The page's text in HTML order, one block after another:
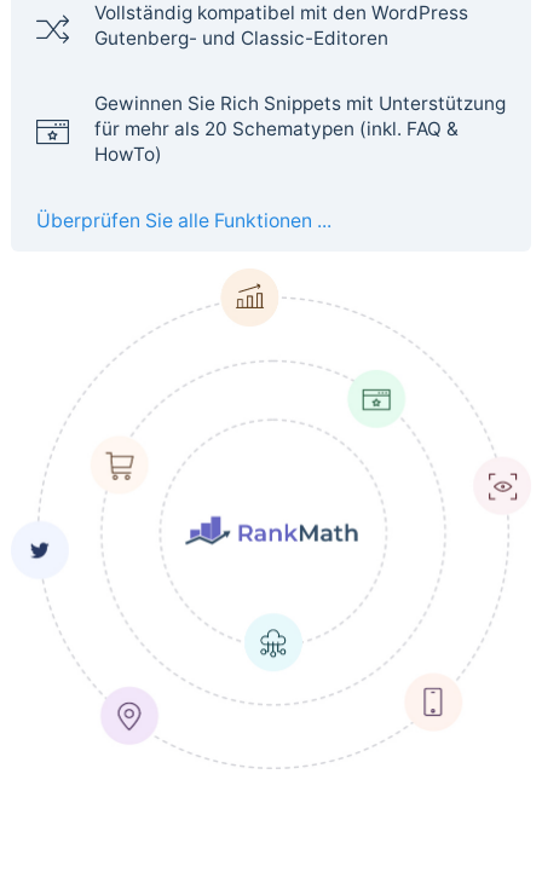
Vollständig kompatibel mit den WordPress
Gutenberg- und Classic-Editoren
Gewinnen Sie Rich Snippets mit Unterstützung
für mehr als 20 Schematypen (inkl. FAQ &
HowTo)
Überprüfen Sie alle Funktionen ...